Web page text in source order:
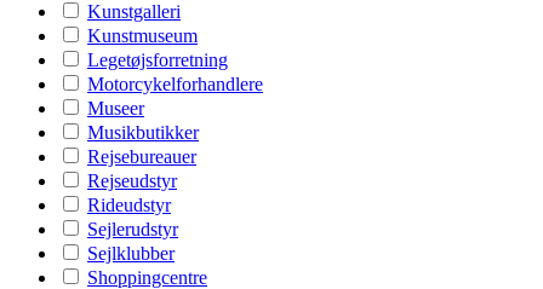
Kunstgalleri
Kunstmuseum
Legetøjsforretning
Motorcykelforhandlere
Museer
Musikbutikker
Rejsebureauer
Rejseudstyr
Rideudstyr
Sejlerudstyr
Sejlklubber
Shoppingcentre